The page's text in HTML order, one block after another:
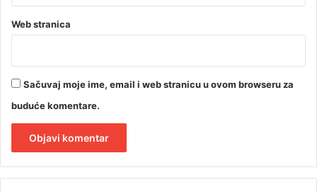
Web stranica
Sačuvaj moje ime, email i web stranicu u ovom browseru za
buduće komentare.